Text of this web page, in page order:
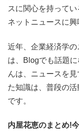
スに関心を持って
ネットニュースに興
近年、企業経済学
は、Blogでも話題
んは、ニュースを
た知識は、普段の
です。
内屋花恵のまとめ!